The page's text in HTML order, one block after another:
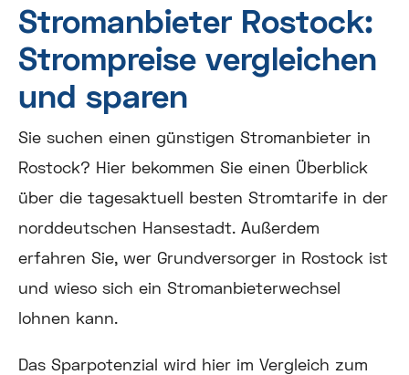
Stromanbieter Rostock:
Strompreise vergleichen
und sparen
Sie suchen einen günstigen Stromanbieter in
Rostock? Hier bekommen Sie einen Überblick
über die tagesaktuell besten Stromtarife in der
norddeutschen Hansestadt. Außerdem
erfahren Sie, wer Grundversorger in Rostock ist
und wieso sich ein Stromanbieterwechsel
lohnen kann.
Das Sparpotenzial wird hier im Vergleich zum